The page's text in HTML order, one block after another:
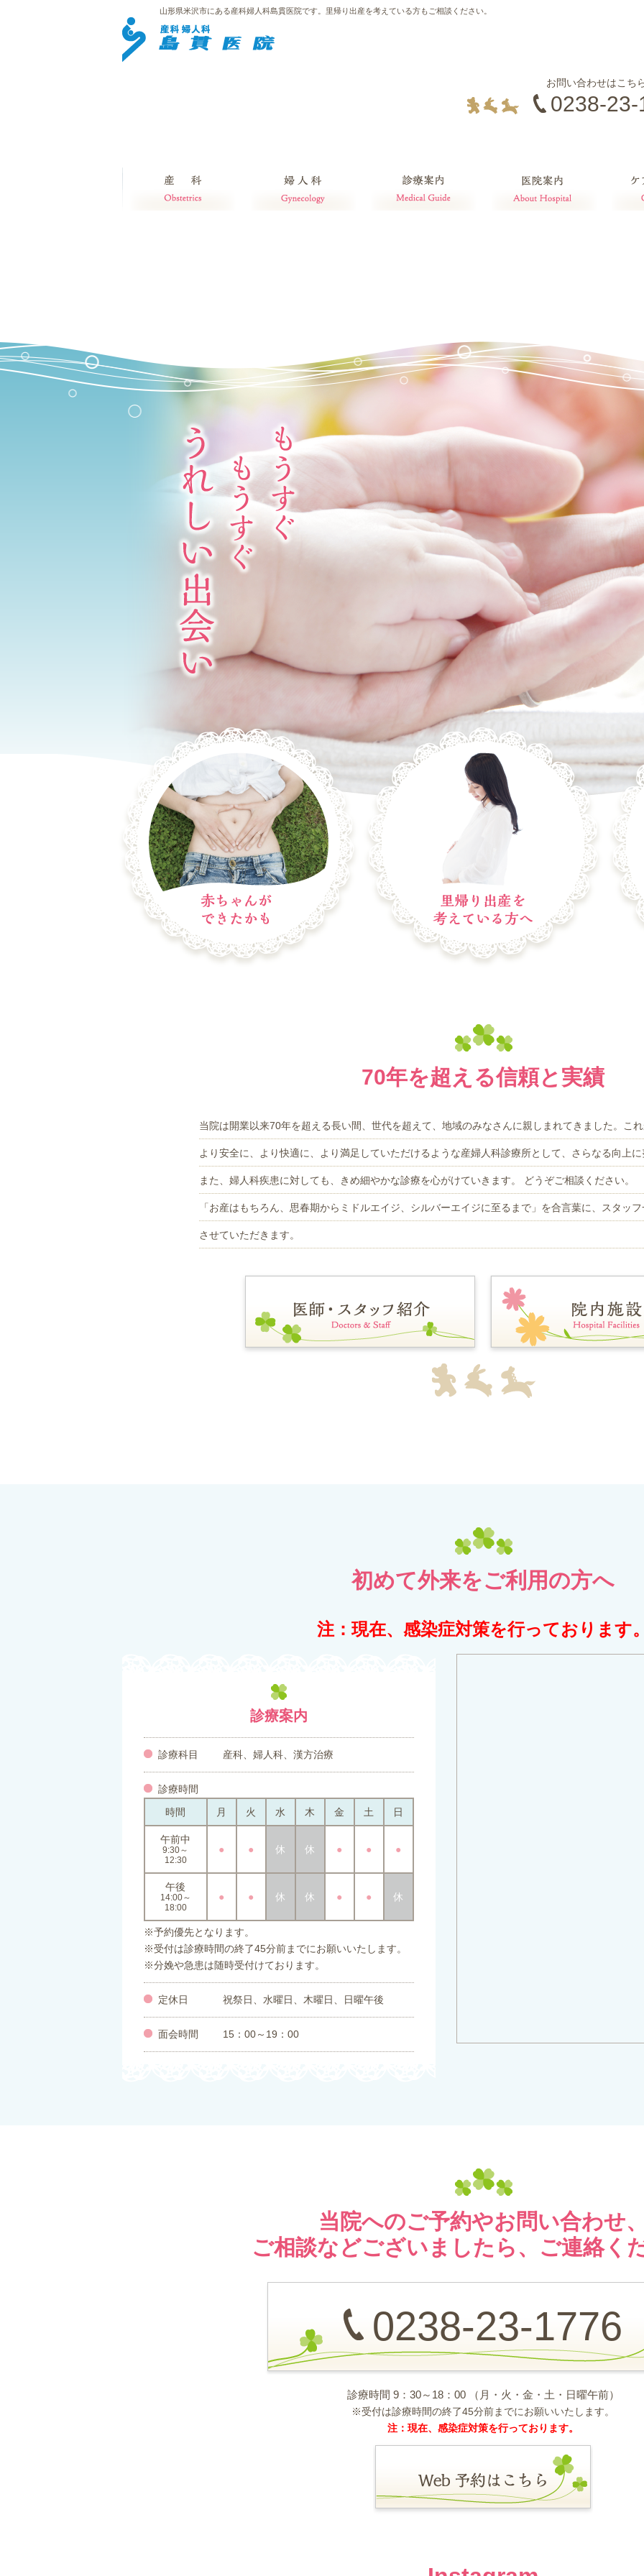
山形県米沢市にある産科婦人科島貫医院です。里帰り出産を考えている方もご相談ください。
お問い合わせはこち
0238-23-
70年を超える信頼と実績
当院は開業以来70年を超える長い間、世代を超えて、地域のみなさんに親しまれてきました。こ
より安全に、より快適に、より満足していただけるような産婦人科診療所として、さらなる向上
また、婦人科疾患に対しても、きめ細やかな診療を心がけていきます。 どうぞご相談ください。
「お産はもちろん、思春期からミドルエイジ、シルバーエイジに至るまで」を合言葉に、スタッ
させていただきます。
初めて外来をご利用の方へ
注：現在、感染症対策を行っております
診療案内
診療科目 産科、婦人科、漢方治療
診療時間
時間
月 火 水 木 金 土 日
午前中
9:30～
12:30
● ● 休 休 ● ● ●
午後
14:00～
18:00
● ● 休 休 ● ● 休
※予約優先となります。
※受付は診療時間の終了45分前までにお願いいたします。
※分娩や急患は随時受付けております。
定休日 祝祭日、水曜日、木曜日、日曜午後
面会時間 15：00～19：00
当院へのご予約やお問い合わせ
ご相談などございましたら、ご連絡く
0238-23-1776
診療時間 9：30～18：00（月・火・金・土・日曜午前）
※受付は診療時間の終了45分前までにお願いいたします。
注：現在、感染症対策を行っております。